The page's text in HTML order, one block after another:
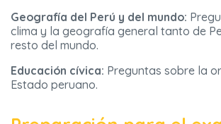
Geografía del Perú y del mundo:
clima y la geografía general tanto de
resto del mundo.
Educación cívica: Preguntas sobre la
Estado peruano.